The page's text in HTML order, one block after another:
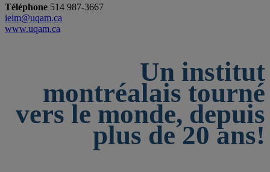
Téléphone 514 987-3667
ieim@uqam.ca
www.uqam.ca
Un institut
montréalais tourné
vers le monde, depuis
plus de 20 ans!